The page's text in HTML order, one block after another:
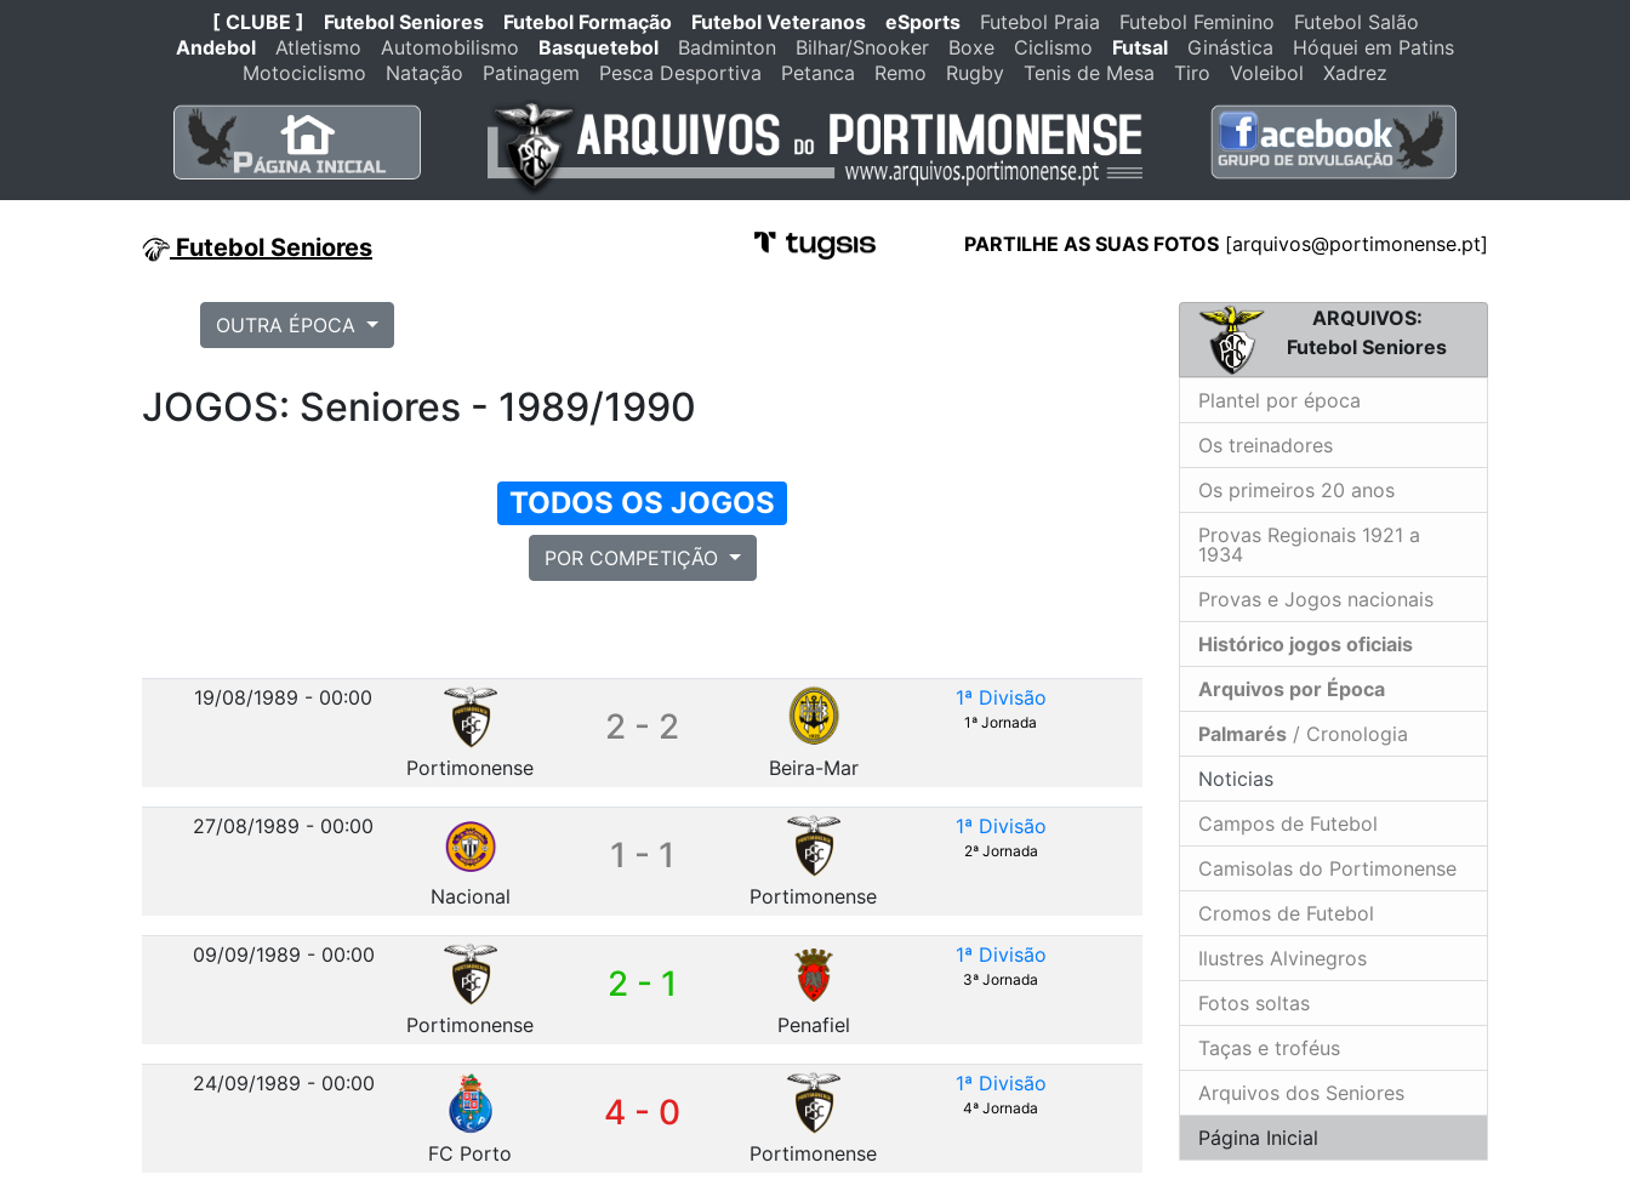
[ CLUBE ] Futebol Seniores Futebol Formação Futebol Veteranos eSports Futebol Praia Futebol Feminino
Futebol Salão
Andebol
Atletismo Automobilismo Basquetebol Badminton Bilhar/Snooker Boxe Ciclismo Futsal Ginástica
Hóquei em Patins
Motociclismo
Natação Patinagem Pesca Desportiva Petanca Remo Rugby Tenis de Mesa Tiro Voleibol Xadrez
Futebol Seniores PARTILHE AS SUAS FOTOS [arquivos@portimonense.pt]
OUTRA ÉPOCA
JOGOS: Seniores - 1989/1990
TODOS OS JOGOS
POR COMPETIÇÃO
19/08/1989 - 00:00 1ª Divisão
1ª Jornada
Portimonense
2 - 2
Beira-Mar
27/08/1989 - 00:00 1ª Divisão
2ª Jornada
Nacional
1 - 1
Portimonense
09/09/1989 - 00:00 1ª Divisão
3ª Jornada
Portimonense
2 - 1
Penafiel
24/09/1989 - 00:00 1ª Divisão
4ª Jornada
FC Porto
4 - 0
Portimonense
ARQUIVOS:
Futebol Seniores
Plantel por época
Os treinadores
Os primeiros 20 anos
Provas Regionais 1921 a
1934
Provas e Jogos nacionais
Histórico jogos oficiais
Arquivos por Época
Palmarés / Cronologia
Noticias
Campos de Futebol
Camisolas do Portimonense
Cromos de Futebol
Ilustres Alvinegros
Fotos soltas
Taças e troféus
Arquivos dos Seniores
Página Inicial